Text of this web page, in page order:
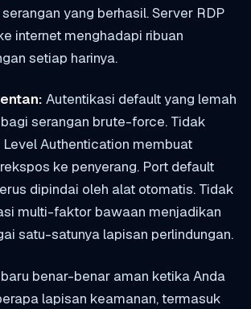
yang berhasil. Server RDP
internet menghadapi ribuan
setiap harinya.
Autentikasi default yang lemah
serangan brute-force. Tidak
Authentication membuat
ke penyerang. Port default
dipindai oleh alat otomatis. Tidak
multi-faktor bawaan menjadikan
satu-satunya lapisan perlindungan.
baru benar-benar aman ketika Anda
lapisan keamanan, termasuk